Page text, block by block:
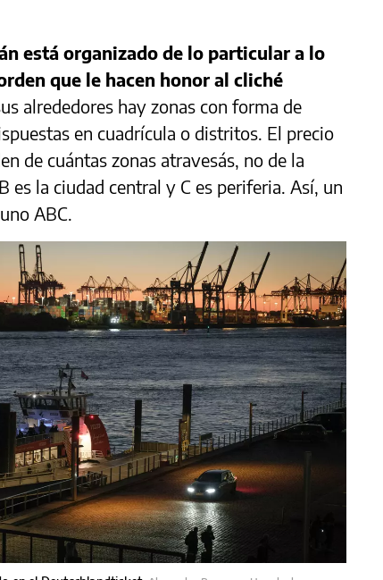
está organizado de lo particular a lo
que le hacen honor al cliché
alrededores hay zonas con forma de
en cuadrícula o distritos. El precio
de cuántas zonas atravesás, no de la
es la ciudad central y C es periferia. Así, un
ABC.